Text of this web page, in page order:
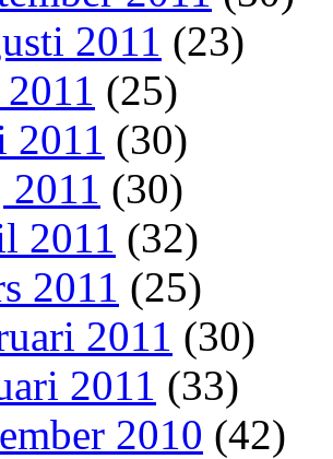
2011 (23)
(25)
2011 (30)
2011 (30)
2011 (32)
2011 (25)
2011 (30)
2011 (33)
2010 (42)